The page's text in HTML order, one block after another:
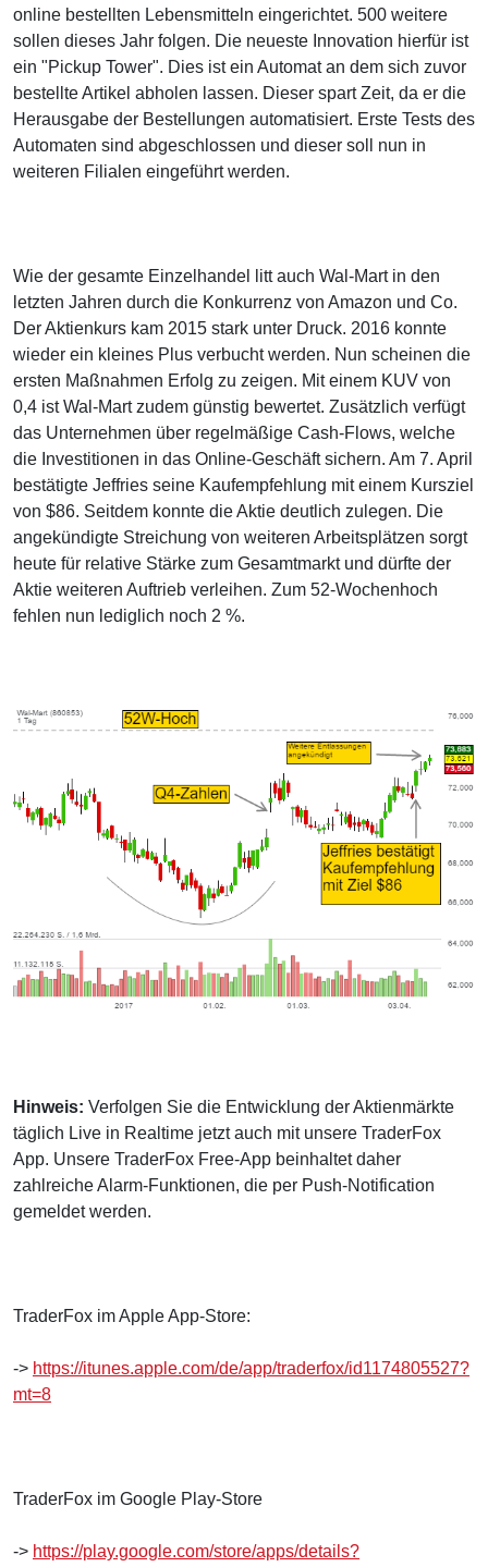
online bestellten Lebensmitteln eingerichtet. 500 weitere
sollen dieses Jahr folgen. Die neueste Innovation hierfür ist
ein "Pickup Tower". Dies ist ein Automat an dem sich zuvor
bestellte Artikel abholen lassen. Dieser spart Zeit, da er die
Herausgabe der Bestellungen automatisiert. Erste Tests des
Automaten sind abgeschlossen und dieser soll nun in
weiteren Filialen eingeführt werden.
Wie der gesamte Einzelhandel litt auch Wal-Mart in den
letzten Jahren durch die Konkurrenz von Amazon und Co.
Der Aktienkurs kam 2015 stark unter Druck. 2016 konnte
wieder ein kleines Plus verbucht werden. Nun scheinen die
ersten Maßnahmen Erfolg zu zeigen. Mit einem KUV von
0,4 ist Wal-Mart zudem günstig bewertet. Zusätzlich verfügt
das Unternehmen über regelmäßige Cash-Flows, welche
die Investitionen in das Online-Geschäft sichern. Am 7. April
bestätigte Jeffries seine Kaufempfehlung mit einem Kursziel
von $86. Seitdem konnte die Aktie deutlich zulegen. Die
angekündigte Streichung von weiteren Arbeitsplätzen sorgt
heute für relative Stärke zum Gesamtmarkt und dürfte der
Aktie weiteren Auftrieb verleihen. Zum 52-Wochenhoch
fehlen nun lediglich noch 2 %.
Hinweis: Verfolgen Sie die Entwicklung der Aktienmärkte
täglich Live in Realtime jetzt auch mit unsere TraderFox
App. Unsere TraderFox Free-App beinhaltet daher
zahlreiche Alarm-Funktionen, die per Push-Notification
gemeldet werden.
TraderFox im Apple App-Store:
-> https://itunes.apple.com/de/app/traderfox/id1174805527?
mt=8
TraderFox im Google Play-Store
-> https://play.google.com/store/apps/details?